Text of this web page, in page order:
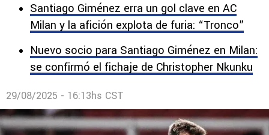
Santiago Giménez erra un gol clave en AC
Milan y la afición explota de furia: “Tronco”
Nuevo socio para Santiago Giménez en Milan:
se confirmó el fichaje de Christopher Nkunku
29/08/2025 - 16:13hs CST